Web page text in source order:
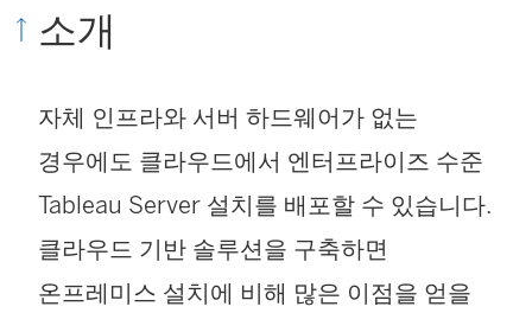
림
)
서
열
)
소개
자체 인프라와 서버 하드웨어가 없는
경우에도 클라우드에서 엔터프라이즈 수준
Tableau Server 설치를 배포할 수 있습니다.
클라우드 기반 솔루션을 구축하면
온프레미스 설치에 비해 많은 이점을 얻을